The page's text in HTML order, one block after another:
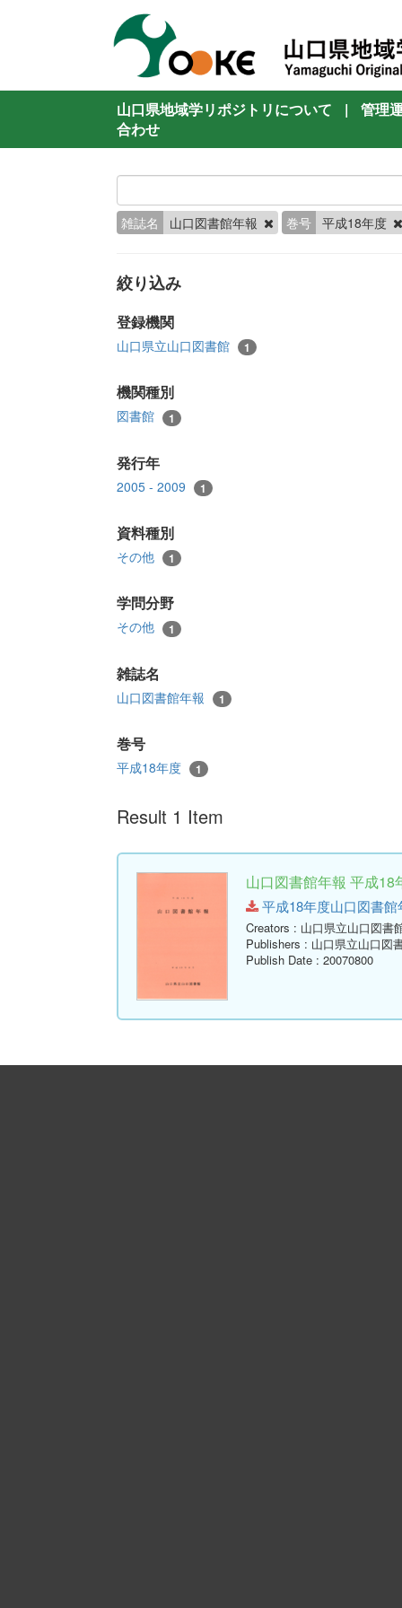
山口県地域学リポジトリについて |
管理
合わせ
雑誌名 山口図書館年報 巻号 平成18年度
絞り込み
登録機関
山口県立山口図書館 1
機関種別
図書館 1
発行年
2005 - 2009 1
資料種別
その他 1
学問分野
その他 1
雑誌名
山口図書館年報 1
巻号
平成18年度 1
Result 1 Item
山口図書館年報 平成18
平成18年度山口図書館
Creators : 山口県立山口図書
Publishers : 山口県立山口図
Publish Date : 20070800